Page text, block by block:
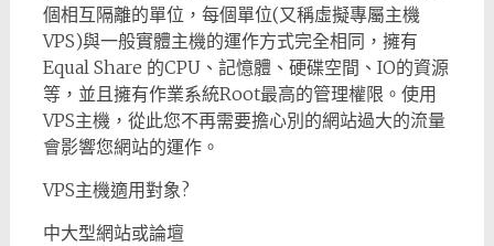
個相互隔離的單位，每個單位(又稱虛擬專屬主機
VPS)與一般實體主機的運作方式完全相同，擁有
Equal Share 的CPU、記憶體、硬碟空間、IO的資源
等，並且擁有作業系統Root最高的管理權限。使用
VPS主機，從此您不再需要擔心別的網站過大的流量
會影響您網站的運作。
VPS主機適用對象?
中大型網站或論壇